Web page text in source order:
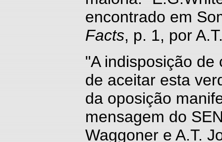
encontrado em
Facts, p. 1, por
"A indisposição
de aceitar esta
da oposição
mensagem do
Waggoner e A.T.